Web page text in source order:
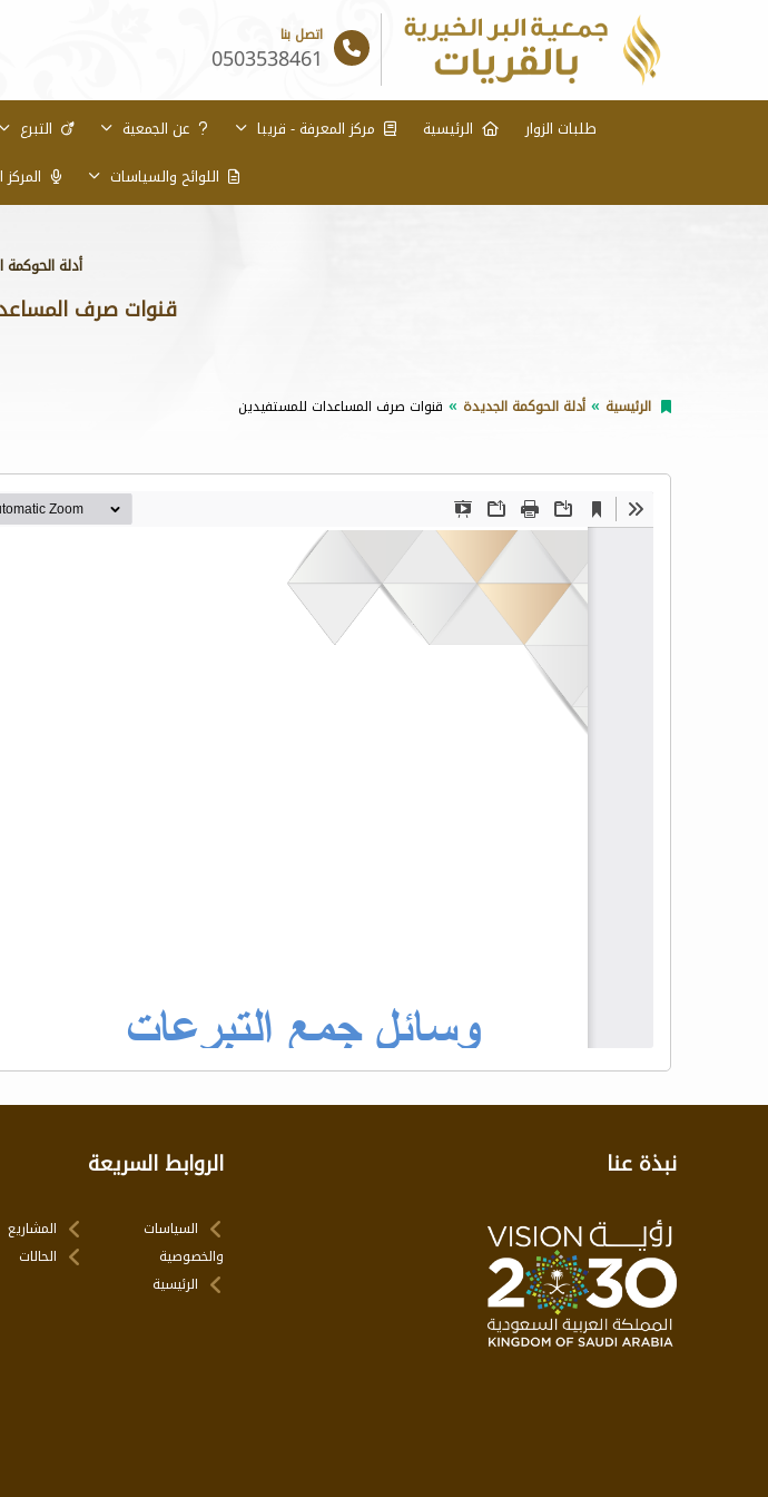
اتصل بنا
0503538461
طلبات الزوار الرئيسية مركز المعرفة - قريبا عن الجمعية التبرع
اللوائح والسياسات
أدلة الحوكمة
قنوات صرف
الرئيسية أدلة الحوكمة الجديدة قنوات صرف المساعدات للمستفيدين
نبذة عنا الروابط السريعة
السياسات
والخصوصية
الرئيسية
المشاريع
الحالات